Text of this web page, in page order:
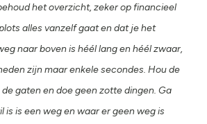
het overzicht, zeker op financieel
alles vanzelf gaat en dat je het
naar boven is héél lang en héél zwaar,
zijn maar enkele secondes. Hou de
gaten en doe geen zotte dingen. Ga
is is een weg en waar er geen weg is